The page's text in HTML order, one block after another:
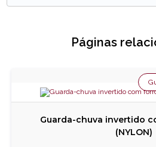
Páginas
Guarda-chuva invertido
(NYLON)